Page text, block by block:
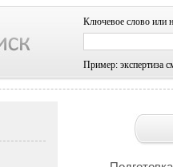
Ключевое слово или
Пример: экспертиза